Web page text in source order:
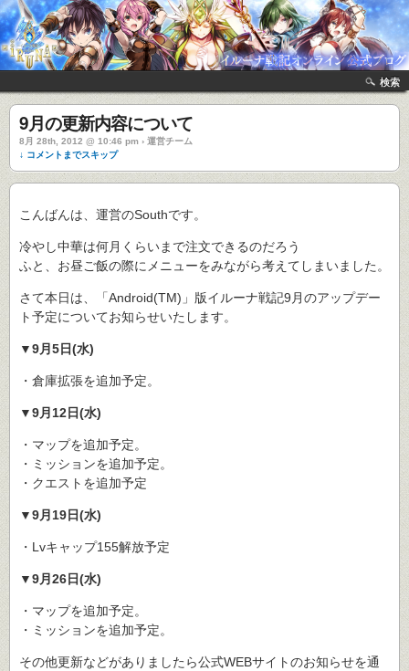
検索
9月の更新内容について
8月 28th, 2012 @ 10:46 pm › 運営チーム
↓ コメントまでスキップ
こんばんは、運営のSouthです。
冷やし中華は何月くらいまで注文できるのだろう
ふと、お昼ご飯の際にメニューをみながら考えてしまいました。
さて本日は、「Android(TM)」版イルーナ戦記9月のアップデー
ト予定についてお知らせいたします。
▼9月5日(水)
・倉庫拡張を追加予定。
▼9月12日(水)
・マップを追加予定。
・ミッションを追加予定。
・クエストを追加予定
▼9月19日(水)
・Lvキャップ155解放予定
▼9月26日(水)
・マップを追加予定。
・ミッションを追加予定。
その他更新などがありましたら公式WEBサイトのお知らせを通